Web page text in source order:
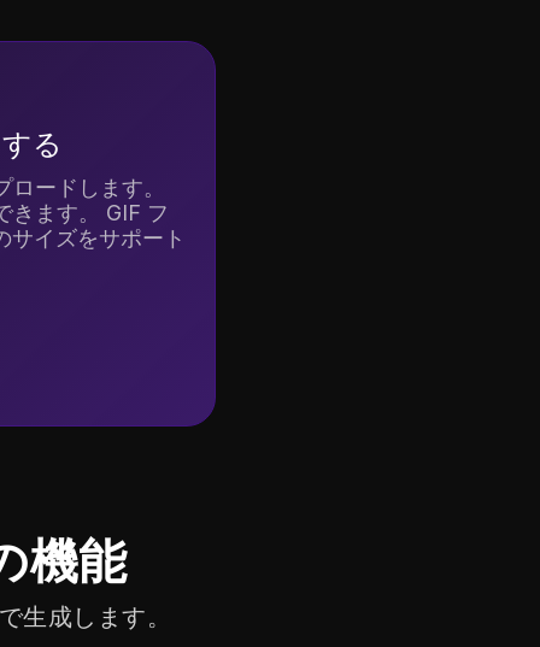
る
ードします。
きます。 GIF フ
イズをサポート
機能
生成します。